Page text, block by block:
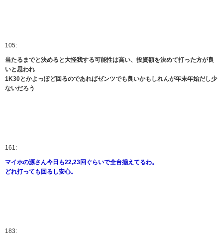
105:
当たるまでと決めると大怪我する可能性は高い、投資額を決めて打った方が良
いと思われ
1K30とかよっぽど回るのであればゼンツでも良いかもしれんが年末年始だし少
ないだろう
161:
マイホの源さん今日も22,23回ぐらいで全台揃えてるわ。
どれ打っても回るし安心。
183: